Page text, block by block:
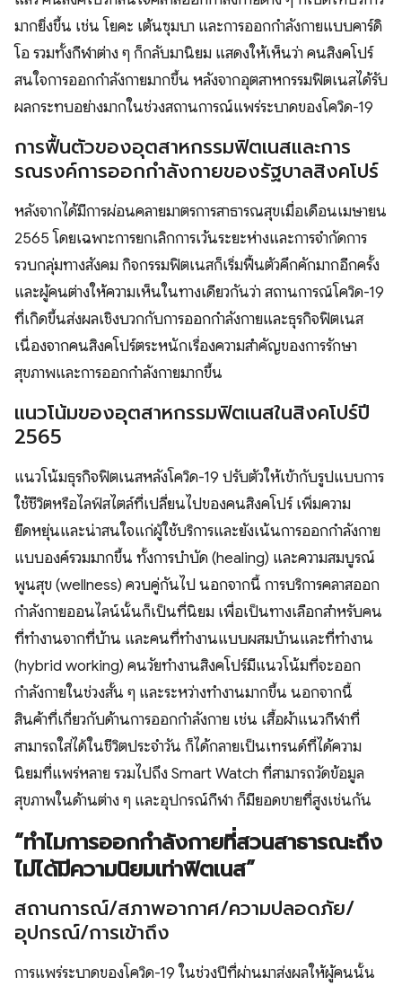
มากยิ่งขึ้น เช่น โยคะ เต้นซุมบา และการออกกำลังกายแบบคาร์ดิ
โอ รวมทั้งกีฬาต่าง ๆ ก็กลับมานิยม แสดงให้เห็นว่า คนสิงคโปร์
สนใจการออกกำลังกายมากขึ้น หลังจากอุตสาหกรรมฟิตเนสได้รับ
ผลกระทบอย่างมากในช่วงสถานการณ์แพร่ระบาดของโควิด-19
การฟื้นตัวของอุตสาหกรรมฟิตเนสและการ
รณรงค์การออกกำลังกายของรัฐบาลสิงคโปร์
หลังจากได้มีการผ่อนคลายมาตรการสาธารณสุขเมื่อเดือนเมษายน
2565 โดยเฉพาะการยกเลิกการเว้นระยะห่างและการจำกัดการ
รวบกลุ่มทางสังคม กิจกรรมฟิตเนสก็เริ่มฟื้นตัวคึกคักมากอีกครั้ง
และผู้คนต่างให้ความเห็นในทางเดียวกันว่า สถานการณ์โควิด-19
ที่เกิดขึ้นส่งผลเชิงบวกกับการออกกำลังกายและธุรกิจฟิตเนส
เนื่องจากคนสิงคโปร์ตระหนักเรื่องความสำคัญของการรักษา
สุขภาพและการออกกำลังกายมากขึ้น
แนวโน้มของอุตสาหกรรมฟิตเนสในสิงคโปร์ปี
2565
แนวโน้มธุรกิจฟิตเนสหลังโควิด-19 ปรับตัวให้เข้ากับรูปแบบการ
ใช้ชีวิตหรือไลฟ์สไตล์ที่เปลี่ยนไปของคนสิงคโปร์ เพิ่มความ
ยืดหยุ่นและน่าสนใจแก่ผู้ใช้บริการและยังเน้นการออกกำลังกาย
แบบองค์รวมมากขึ้น ทั้งการบำบัด (healing) และความสมบูรณ์
พูนสุข (wellness) ควบคู่กันไป นอกจากนี้ การบริการคลาสออก
กำลังกายออนไลน์นั้นก็เป็นที่นิยม เพื่อเป็นทางเลือกสำหรับคน
ที่ทำงานจากที่บ้าน และคนที่ทำงานแบบผสมบ้านและที่ทำงาน
(hybrid working) คนวัยทำงานสิงคโปร์มีแนวโน้มที่จะออก
กำลังกายในช่วงสั้น ๆ และระหว่างทำงานมากขึ้น นอกจากนี้
สินค้าที่เกี่ยวกับด้านการออกกำลังกาย เช่น เสื้อผ้าแนวกีฬาที่
สามารถใส่ได้ในชีวิตประจำวัน ก็ได้กลายเป็นเทรนด์ที่ได้ความ
นิยมที่แพร่หลาย รวมไปถึง Smart Watch ที่สามารถวัดข้อมูล
สุขภาพในด้านต่าง ๆ และอุปกรณ์กีฬา ก็มียอดขายที่สูงเช่นกัน
“ทำไมการออกกำลังกายที่สวนสาธารณะถึง
ไม่ได้มีความนิยมเท่าฟิตเนส”
สถานการณ์/สภาพอากาศ/ความปลอดภัย/
อุปกรณ์/การเข้าถึง
การแพร่ระบาดของโควิด-19 ในช่วงปีที่ผ่านมาส่งผลให้ผู้คนนั้น